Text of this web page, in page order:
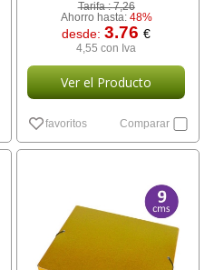
Tarifa :7,26
Ahorro hasta: 48%
desde:3.76€
4,55 con Iva
Ver el Producto
favoritos Comparar